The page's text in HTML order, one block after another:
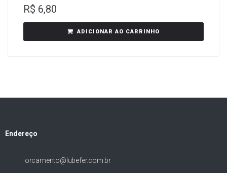
R$ 6,80
ADICIONAR AO CARRINHO
Endereço
orcamento@lubefer.com.br